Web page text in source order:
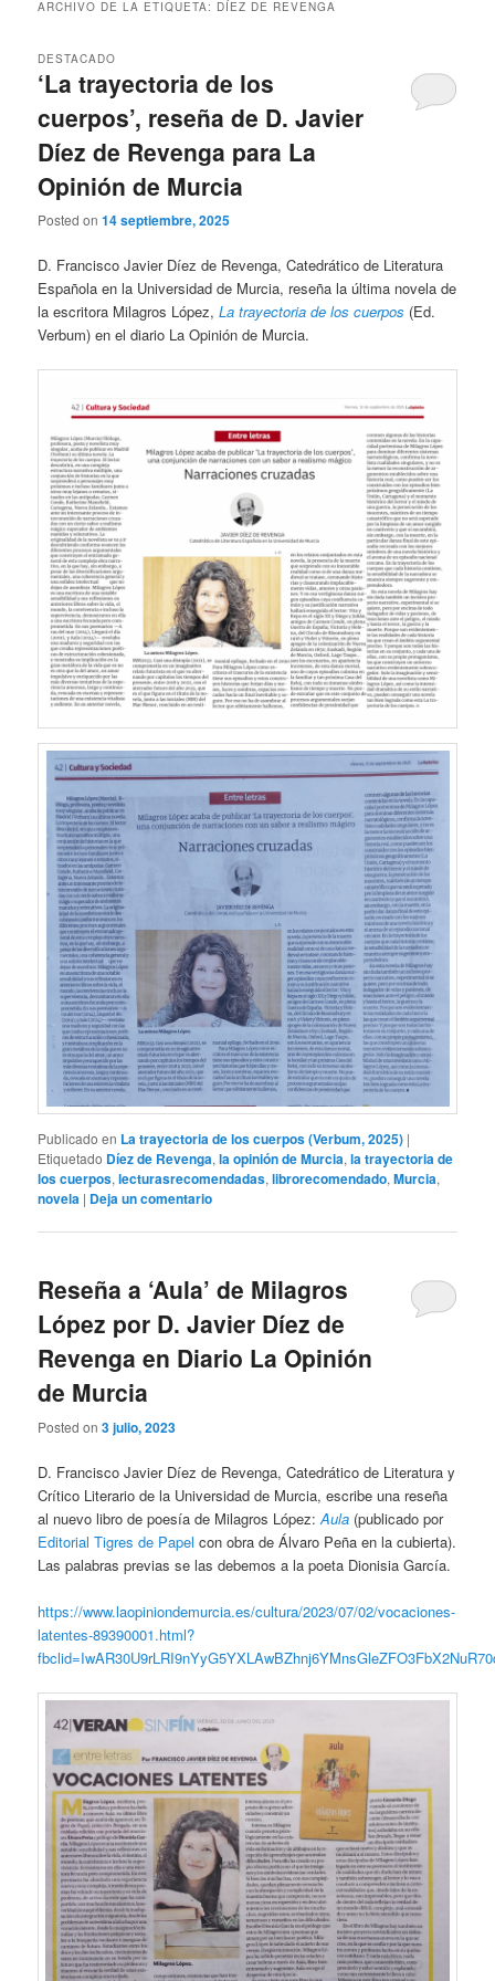
ARCHIVO DE LA ETIQUETA: DÍEZ DE REVENGA
‘La trayectoria de los
cuerpos’, reseña de D. Javier
Díez de Revenga para La
Opinión de Murcia
DESTACADO
Posted on14 septiembre, 2025
D. Francisco Javier Díez de Revenga, Catedrático de Literatura
Española en la Universidad de Murcia, reseña la última novela de
la escritora Milagros López,La trayectoria de los cuerpos (Ed.
Verbum) en el diario La Opinión de Murcia.
Publicado en La trayectoria de los cuerpos (Verbum, 2025) |
Etiquetado Díez de Revenga,la opinión de Murcia,la trayectoria de
los cuerpos,lecturasrecomendadas,librorecomendado,Murcia,
novela | Deja un comentario
Reseña a ‘Aula’ de Milagros
López por D. Javier Díez de
Revenga en Diario La Opinión
de Murcia
Posted on3 julio, 2023
D. Francisco Javier Díez de Revenga, Catedrático de Literatura y
Crítico Literario de la Universidad de Murcia, escribe una reseña
al nuevo libro de poesía de Milagros López:Aula (publicado por
Editorial Tigres de Papel con obra de Álvaro Peña en la cubierta).
Las palabras previas se las debemos a la poeta Dionisia García.
https://www.laopiniondemurcia.es/cultura/2023/07/02/vocaciones-
latentes-89390001.html?